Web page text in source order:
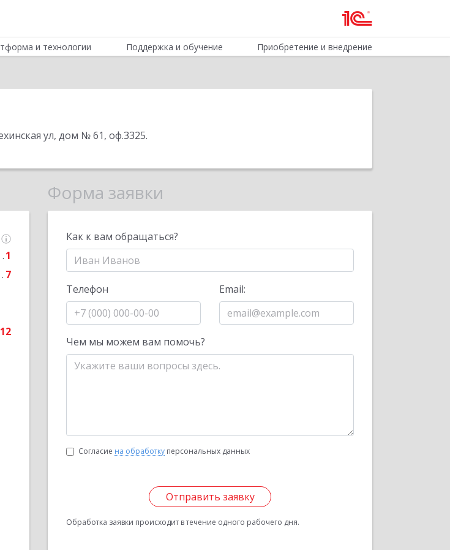
и технологии Поддержка и обучение Приобретение и внедрение
ул, дом № 61, оф.3325.
1
7
12
Форма заявки
Как к вам обращаться?
Телефон Email:
Чем мы можем вам помочь?
Согласие на обработку персональных данных
Отправить заявку
Обработка заявки происходит в течение одного рабочего дня.